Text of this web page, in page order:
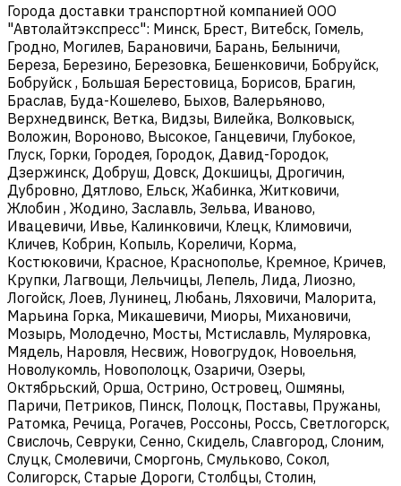
Города доставки транспортной компанией ООО
"Автолайтэкспресс": Минск, Брест, Витебск, Гомель,
Гродно, Могилев, Барановичи, Барань, Белыничи,
Береза, Березино, Березовка, Бешенковичи, Бобруйск,
Бобруйск , Большая Берестовица, Борисов, Брагин,
Браслав, Буда-Кошелево, Быхов, Валерьяново,
Верхнедвинск, Ветка, Видзы, Вилейка, Волковыск,
Воложин, Вороново, Высокое, Ганцевичи, Глубокое,
Глуск, Горки, Городея, Городок, Давид-Городок,
Дзержинск, Добруш, Довск, Докшицы, Дрогичин,
Дубровно, Дятлово, Ельск, Жабинка, Житковичи,
Жлобин , Жодино, Заславль, Зельва, Иваново,
Ивацевичи, Ивье, Калинковичи, Клецк, Климовичи,
Кличев, Кобрин, Копыль, Кореличи, Корма,
Костюковичи, Красное, Краснополье, Кремное, Кричев,
Крупки, Лагвощи, Лельчицы, Лепель, Лида, Лиозно,
Логойск, Лоев, Лунинец, Любань, Ляховичи, Малорита,
Марьина Горка, Микашевичи, Миоры, Михановичи,
Мозырь, Молодечно, Мосты, Мстиславль, Муляровка,
Мядель, Наровля, Несвиж, Новогрудок, Новоельня,
Новолукомль, Новополоцк, Озаричи, Озеры,
Октябрьский, Орша, Острино, Островец, Ошмяны,
Паричи, Петриков, Пинск, Полоцк, Поставы, Пружаны,
Ратомка, Речица, Рогачев, Россоны, Россь, Светлогорск,
Свислочь, Севруки, Сенно, Скидель, Славгород, Слоним,
Слуцк, Смолевичи, Сморгонь, Смульково, Сокол,
Солигорск, Старые Дороги, Столбцы, Столин,